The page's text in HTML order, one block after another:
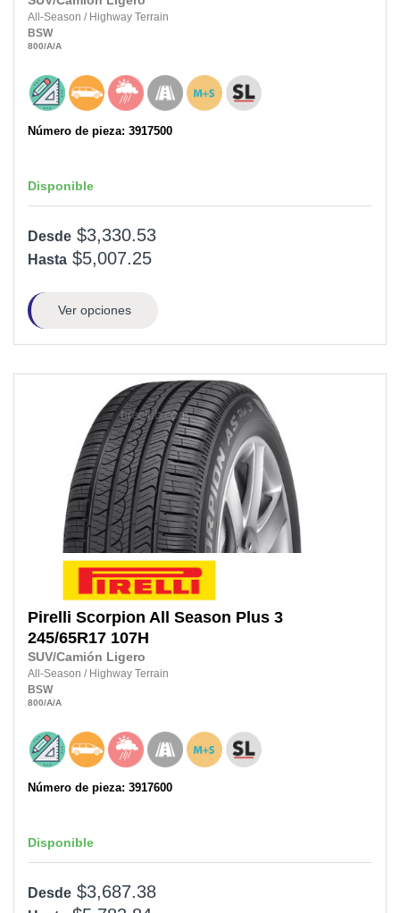
All-Season / Highway Terrain
BSW
800/A/A
Número de pieza: 3917500
Disponible
Desde $3,330.53
Hasta $5,007.25
Ver opciones
Pirelli Scorpion All Season Plus 3
245/65R17 107H
SUV/Camión Ligero
All-Season / Highway Terrain
BSW
800/A/A
Número de pieza: 3917600
Disponible
Desde $3,687.38